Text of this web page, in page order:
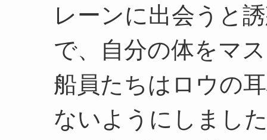
レーンに出会うと
で、自分の体をマ
船員たちはロウの
ないようにしまし